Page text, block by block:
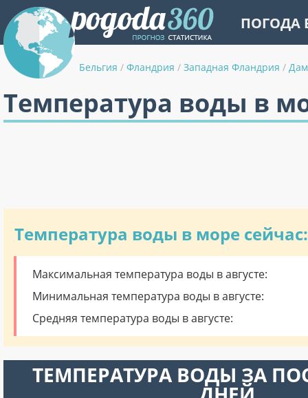
ПОГОДА
Бельгия / Фландрия / Западная Фландрия /
Температура воды в
Температура воды в море сейчас:
Максимальная температура воды в августе:
Минимальная температура воды в августе:
Средняя температура воды в августе:
ТЕМПЕРАТУРА ВОДЫ ЗА